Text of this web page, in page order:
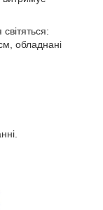
обладнані